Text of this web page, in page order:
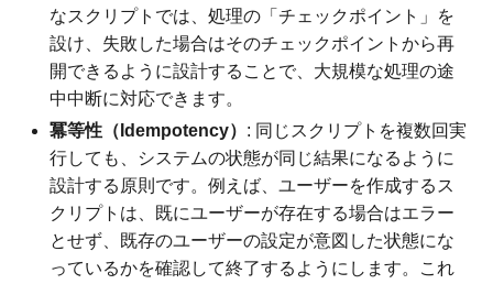
なスクリプトでは、処理の「チェックポイント」を
設け、失敗した場合はそのチェックポイントから再
開できるように設計することで、大規模な処理の途
中中断に対応できます。
冪等性（Idempotency） : 同じスクリプトを複数回実
行しても、システムの状態が同じ結果になるように
設計する原則です。例えば、ユーザーを作成するス
クリプトは、既にユーザーが存在する場合はエラー
とせず、既存のユーザーの設定が意図した状態にな
っているかを確認して終了するようにします。これ